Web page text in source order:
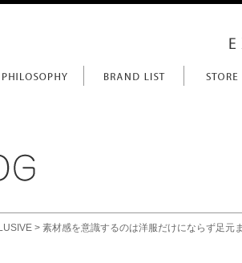
> 素材感を意識するのは洋服だけにならず足元